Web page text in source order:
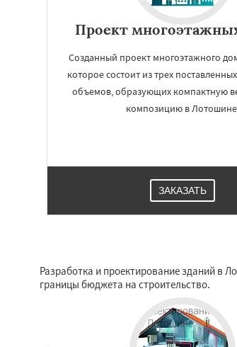
Проект
Созданный проект многоэтажного
которое состоит из трех
объемов, образующих компактную
композицию в
ЗАКАЗАТЬ
Разработка и проектирование зданий в
границы бюджета на строительство.